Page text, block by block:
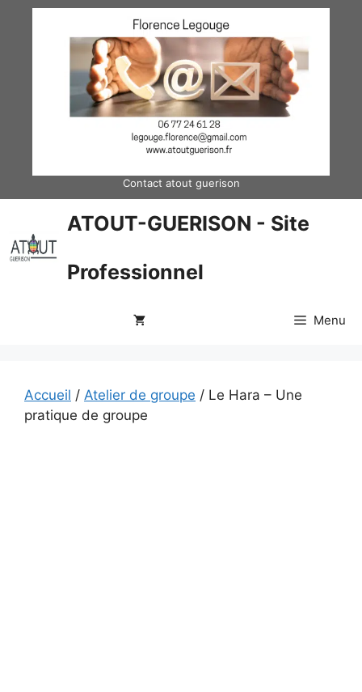
Contact atout guerison
ATOUT-GUERISON - Site
Professionnel
Menu
Accueil / Atelier de groupe / Le Hara – Une
pratique de groupe